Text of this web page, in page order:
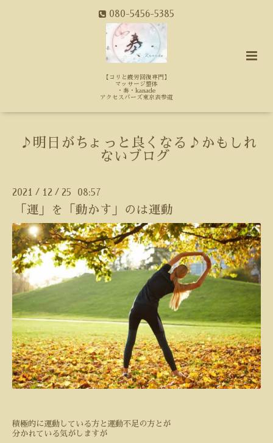
080-5456-5385
【コリと疲労回復専門】
マッサージ整体
・奏・kanade
アクセスバーズ東京表参道
♪明日がちょっと良くなる♪かもしれ
ないブログ
2021 / 12 / 25 08:57
「運」を「動かす」のは運動
積極的に運動している方と運動不足の方とが
分かれている気がしますが